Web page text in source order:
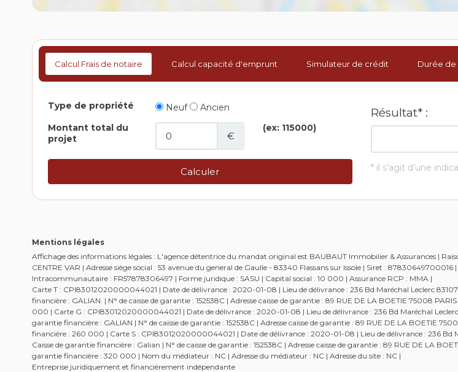
Calcul Frais de notaire Calcul capacité d'emprunt Simulateur de crédit Durée
Mentions légales
Affichage des informations légales : L'agence détentrice du mandat original est BAUBAUT Immobilier & Assurances |
CENTRE VAR | Adresse siège social : 53 avenue du general de Gaulle - 83340 Flassans sur Issole | Siret :
Intracommunautaire : FR57878306497 | Forme juridique : SASU | Capital social : 10 000 | Assurance RCP : MMA |
Carte T : CPI83012020000044021 | Date de délivrance : 2020-01-08 | Lieu de délivrance : 236 Bd Maréchal Leclerc
financière : GALIAN. | N° de caisse de garantie : 152538C | Adresse caisse de garantie : 89 RUE DE LA BOETIE 75008
000 | Carte G : CPI83012020000044021 | Date de délivrance : 2020-01-08 | Lieu de délivrance : 236 Bd Maréchal Leclerc
garantie financière : GALIAN | N° de caisse de garantie : 152538C | Adresse caisse de garantie : 89 RUE DE LA BOETIE
financière : 260 000 | Carte S : CPI83012020000044021 | Date de délivrance : 2020-01-08 | Lieu de délivrance : 236 Bd
Caisse de garantie financière : Galian | N° de caisse de garantie : 152538C | Adresse caisse de garantie : 89 RUE DE LA
garantie financière : 320 000 | Nom du médiateur : NC | Adresse du médiateur : NC | Adresse du site : NC |
Entreprise juridiquement et financièrement indépendante